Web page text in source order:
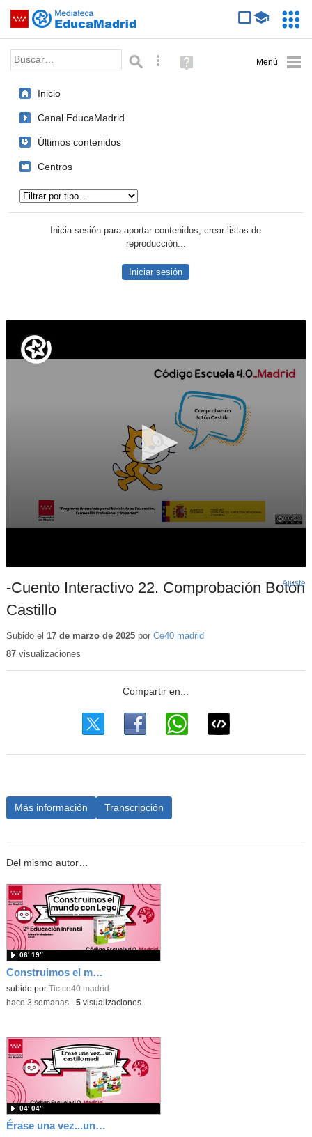
Saltar navegación
Palabra o frase: Búsqueda avanzada
Ayuda
(en
Inicio
Canal EducaMadrid
Últimos contenidos
Centros
Inicia sesión para aportar contenidos, crear listas de
reproducción...
Iniciar sesión
-Cuento Interactivo 22. Comprobación Botón
Castillo
Ajuste
Subido el 17 de marzo de 2025por Ce40 madrid
87visualizaciones
Más información Transcripción
Del mismo autor…
Construimos el mundo con Lego
subido por Tic ce40 madrid
06′ 19″
-hace 3 semanas- 5visualizaciones
Érase una vez...un castillo medieval
04′ 04″